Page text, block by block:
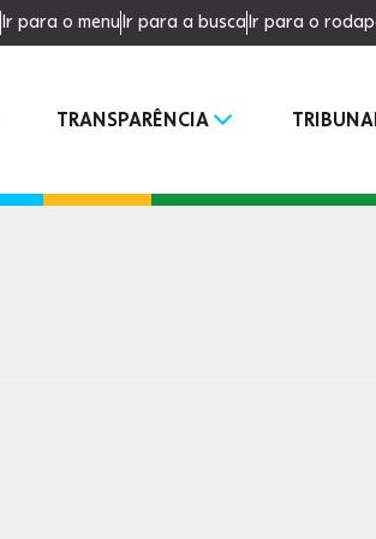
Ir para o menuIr para a buscaIr para o
TRANSPARÊNCIA